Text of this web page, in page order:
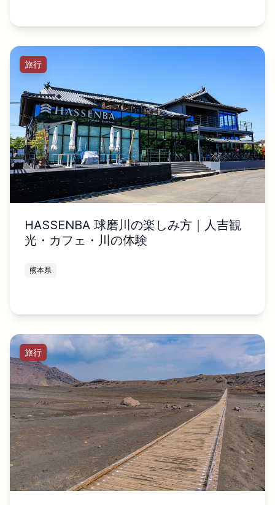
旅行
HASSENBA 球磨川の楽しみ方｜人吉観
光・カフェ・川の体験
熊本県
旅行